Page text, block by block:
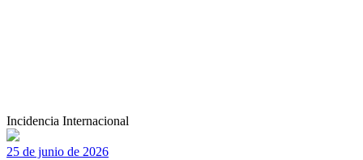
Incidencia Internacional
25 de junio de 2026